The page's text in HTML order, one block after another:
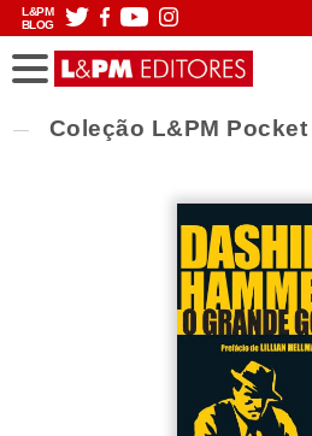
L&PM
BLOG
Coleção L&PM Pocket